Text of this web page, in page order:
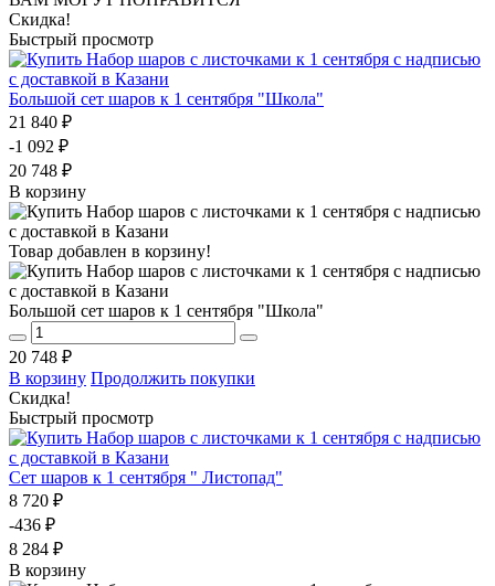
Скидка!
Быстрый просмотр
Большой сет шаров к 1 сентября "Школа"
21 840 ₽
-1 092 ₽
20 748 ₽
В корзину
Товар добавлен в корзину!
Большой сет шаров к 1 сентября "Школа"
20 748 ₽
В корзину Продолжить покупки
Скидка!
Быстрый просмотр
Сет шаров к 1 сентября " Листопад"
8 720 ₽
-436 ₽
8 284 ₽
В корзину